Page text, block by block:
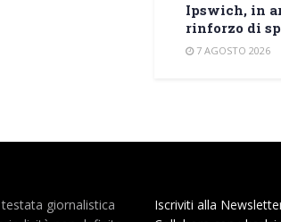
Ipswich, in
rinforzo di
7 AGOSTO 2026
giornalistica
Iscriviti alla